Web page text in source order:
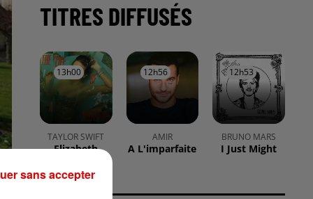
TITRES DIFFUSÉS
13h00
13h00
TAYLOR SWIFT
Elizabeth
12h56
12h56
AMIR
A L'imparfaite
12h53
12h53
BRUNO MARS
I Just Might
sans accepter